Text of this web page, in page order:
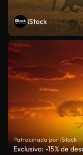
iStock
Patrocinado por iStock
Exclusivo: -15% de